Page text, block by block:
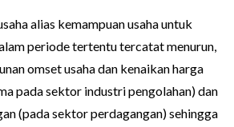
alias kemampuan usaha untuk
periode tertentu tercatat menurun,
omset usaha dan kenaikan harga
pada sektor industri pengolahan) dan
(pada sektor perdagangan) sehingga